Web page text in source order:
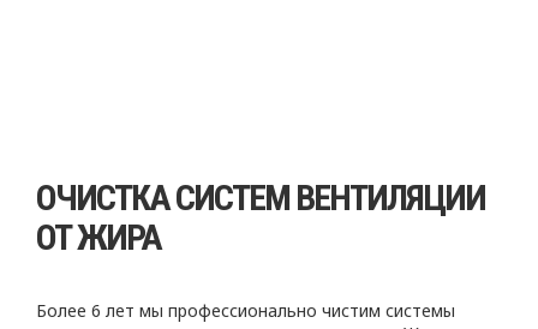
ОЧИСТКА СИСТЕМ ВЕНТИЛЯЦИИ
ОТ ЖИРА
Более 6 лет мы профессионально чистим системы